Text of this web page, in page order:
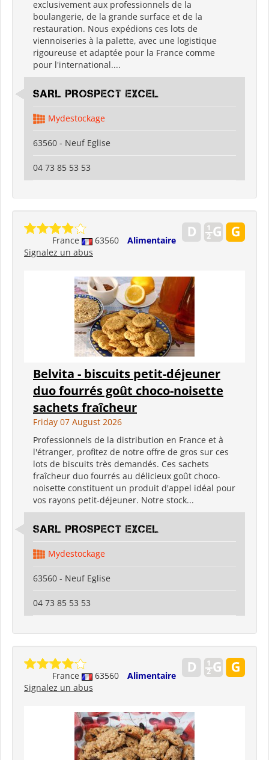
exclusivement aux professionnels de la
boulangerie, de la grande surface et de la
restauration. Nous expédions ces lots de
viennoiseries à la palette, avec une logistique
rigoureuse et adaptée pour la France comme
pour l'international....
SARL PROSPECT EXCEL
Mydestockage
63560 - Neuf Eglise
04 73 85 53 53
France 63560
Alimentaire
Signalez un abus
Belvita - biscuits petit-déjeuner
duo fourrés goût choco-noisette
sachets fraîcheur
Friday 07 August 2026
Professionnels de la distribution en France et à
l'étranger, profitez de notre offre de gros sur ces
lots de biscuits très demandés. Ces sachets
fraîcheur duo fourrés au délicieux goût choco-
noisette constituent un produit d'appel idéal pour
vos rayons petit-déjeuner. Notre stock...
SARL PROSPECT EXCEL
Mydestockage
63560 - Neuf Eglise
04 73 85 53 53
France 63560
Alimentaire
Signalez un abus